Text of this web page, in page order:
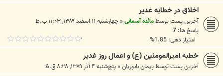
اخلاق در خطابه غدیر
آخرین پست توسطمائده آسمانی« چهارشنبه ۱۱ اسفند ۱۳۸۹, ۱۱:۰۳ ب.ظ
پاسخ ها: 7
امتیاز دهی: 1.85%
خطبه اميرالمومنين (ع) و اعمال روز غدير
آخرین پست توسطپيمان بابوريان« پنج‌شنبه ۴ آذر ۱۳۸۹, ۸:۲۸ ق.ظ